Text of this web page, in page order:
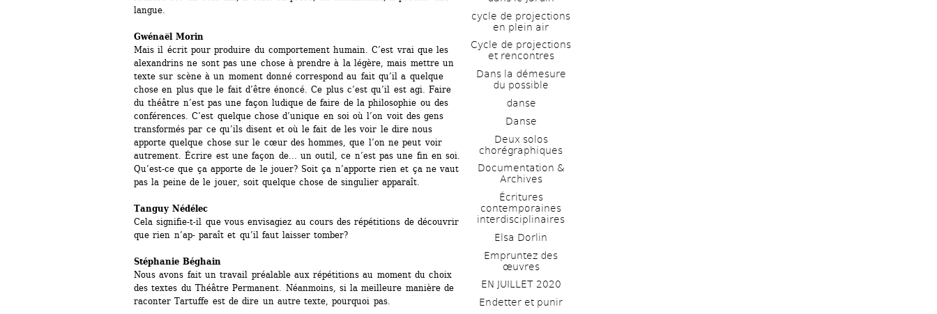
langue.
Gwénaël Morin
Mais il écrit pour produire du comportement humain. C’est vrai que les
alexandrins ne sont pas une chose à prendre à la légère, mais mettre un
texte sur scène à un moment donné correspond au fait qu’il a quelque
chose en plus que le fait d’être énoncé. Ce plus c’est qu’il est agi. Faire
du théâtre n’est pas une façon ludique de faire de la philosophie ou des
conférences. C’est quelque chose d’unique en soi où l’on voit des gens
transformés par ce qu’ils disent et où le fait de les voir le dire nous
apporte quelque chose sur le cœur des hommes, que l’on ne peut voir
autrement. Écrire est une façon de... un outil, ce n’est pas une fin en soi.
Qu’est-ce que ça apporte de le jouer? Soit ça n’apporte rien et ça ne vaut
pas la peine de le jouer, soit quelque chose de singulier apparaît.
Tanguy Nédélec
Cela signifie-t-il que vous envisagiez au cours des répétitions de découvrir
que rien n’ap- paraît et qu’il faut laisser tomber?
Stéphanie Béghain
Nous avons fait un travail préalable aux répétitions au moment du choix
des textes du Théâtre Permanent. Néanmoins, si la meilleure manière de
raconter Tartuffe est de dire un autre texte, pourquoi pas.
cycle de projections
en plein air
Cycle de projections
et rencontres
Dans la démesure
du possible
danse
Danse
Deux solos
chorégraphiques
Documentation &
Archives
Écritures
contemporaines
interdisciplinaires
Elsa Dorlin
Empruntez des
œuvres
EN JUILLET 2020
Endetter et punir